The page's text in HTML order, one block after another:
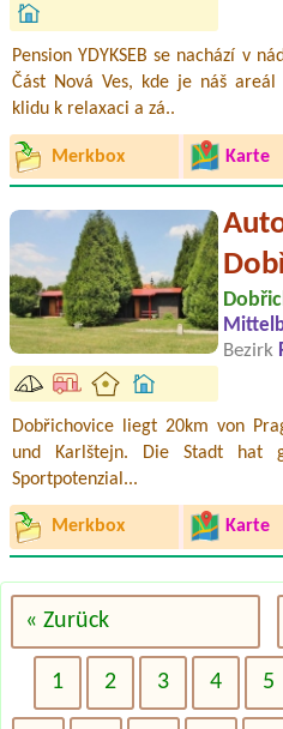
Pension YDYKSEB se nachází v
Část Nová Ves, kde je náš
klidu k relaxaci a zá..
Merkbox Karte
Bezirk
Dobřichovice liegt 20km von
und Karlštejn. Die Stadt hat
Sportpotenzial...
Merkbox Karte
« Zurück
1 2 3 4 5